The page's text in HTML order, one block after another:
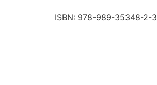
ISBN: 978-989-35348-2-3